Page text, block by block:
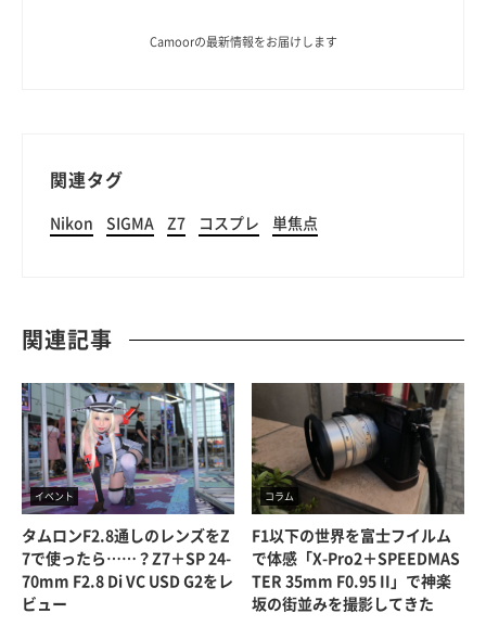
Camoorの最新情報をお届けします
関連タグ
Nikon SIGMA Z7 コスプレ 単焦点
関連記事
イベント
タムロンF2.8通しのレンズをZ
7で使ったら……？Z7＋SP 24-
70mm F2.8 Di VC USD G2をレ
ビュー
コラム
F1以下の世界を富士フイルム
で体感「X-Pro2＋SPEEDMAS
TER 35mm F0.95 II」で神楽
坂の街並みを撮影してきた